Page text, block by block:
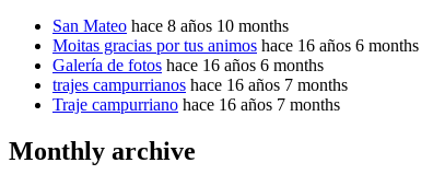
San Mateo hace 8 años 10 months
Moitas gracias por tus animos hace 16 años 6 months
Galería de fotos hace 16 años 6 months
trajes campurrianos hace 16 años 7 months
Traje campurriano hace 16 años 7 months
Monthly archive